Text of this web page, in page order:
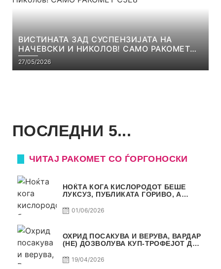
ВИСТИНАТА ЗАД СУСПЕНЗИЈАТА НА
НАЧЕВСКИ И НИКОЛОВ! САМО РАКОМЕТ
С5Е8
27/05/2026
ПОСЛЕДНИ 5...
ЧИТАЈ РАКОМЕТ СО ЃОРГОНОСКИ
НОЌТА КОГА КИСЛОРОДОТ БЕШЕ
ЛУКСУЗ, ПУБЛИКАТА ГОРИВО, А
01/06/2026
ОХРИД ПОСАКУВА И ВЕРУВА, ВАРДАР
(НЕ) ДОЗВОЛУВА КУП-ТРОФЕЈОТ ДА
19/04/2026